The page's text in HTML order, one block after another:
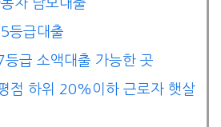
차 담보대출
등급대출
등급 소액대출 가능한 곳
점 하위 20%이하 근로자 햇살